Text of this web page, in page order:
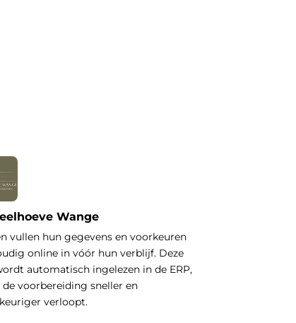
Wange
vullen hun gegevens en voorkeuren
online in vóór hun verblijf. Deze
automatisch ingelezen in de ERP,
de voorbereiding sneller en
verloopt.